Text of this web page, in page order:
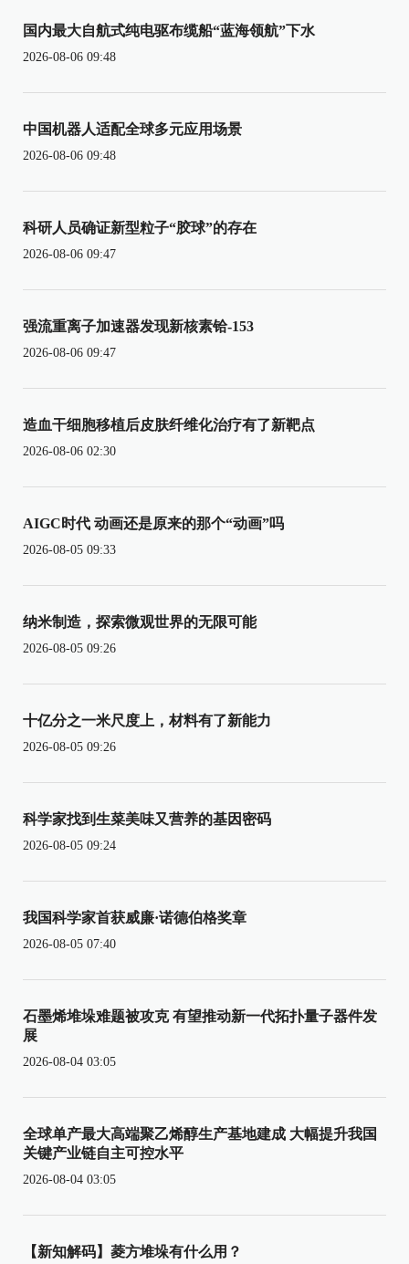
国内最大自航式纯电驱布缆船“蓝海领航”下水
2026-08-06 09:48
中国机器人适配全球多元应用场景
2026-08-06 09:48
科研人员确证新型粒子“胶球”的存在
2026-08-06 09:47
强流重离子加速器发现新核素铪-153
2026-08-06 09:47
造血干细胞移植后皮肤纤维化治疗有了新靶点
2026-08-06 02:30
AIGC时代 动画还是原来的那个“动画”吗
2026-08-05 09:33
纳米制造，探索微观世界的无限可能
2026-08-05 09:26
十亿分之一米尺度上，材料有了新能力
2026-08-05 09:26
科学家找到生菜美味又营养的基因密码
2026-08-05 09:24
我国科学家首获威廉·诺德伯格奖章
2026-08-05 07:40
石墨烯堆垛难题被攻克 有望推动新一代拓扑量子器件发
展
2026-08-04 03:05
全球单产最大高端聚乙烯醇生产基地建成 大幅提升我国
关键产业链自主可控水平
2026-08-04 03:05
【新知解码】菱方堆垛有什么用？